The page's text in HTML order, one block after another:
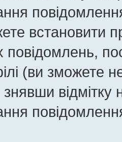
встановити
(ви зможете
відмітку